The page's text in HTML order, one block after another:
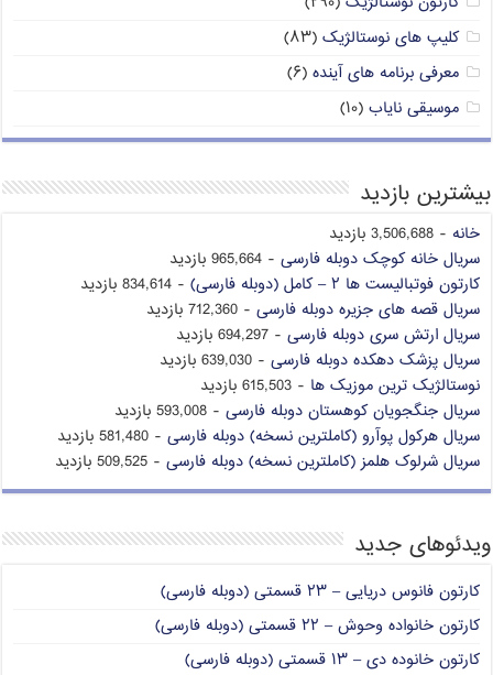
کلیپ های نوستالژیک (۸۳)
معرفی برنامه های آینده (۶)
موسیقی نایاب (۱۰)
بیشترین بازدید
خانه - 3,506,688 بازدید
سریال خانه کوچک دوبله فارسی - 965,664 بازدید
کارتون فوتبالیست ها ۲ – کامل (دوبله فارسی)
- 834,614 بازدید
سریال قصه های جزیره دوبله فارسی - 712,360 بازدید
سریال ارتش سری دوبله فارسی - 694,297 بازدید
سریال پزشک دهکده دوبله فارسی - 639,030 بازدید
نوستالژیک ترین موزیک ها - 615,503 بازدید
سریال جنگجویان کوهستان دوبله فارسی - 593,008 بازدید
سریال هرکول پوآرو (کاملترین نسخه) دوبله فارسی - 581,480 بازدید
سریال شرلوک هلمز (کاملترین نسخه) دوبله فارسی - 509,525 بازدید
ویدئوهای جدید
کارتون فانوس دریایی – ۲۳ قسمتی (دوبله فارسی)
کارتون خانواده وحوش – ۲۲ قسمتی (دوبله فارسی)
کارتون خانوده دی – ۱۳ قسمتی (دوبله فارسی)